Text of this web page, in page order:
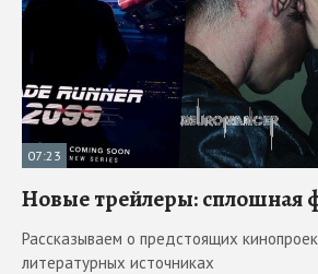
07:23
Новые трейлеры: сплошная
Рассказываем о предстоящих
литературных источниках